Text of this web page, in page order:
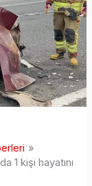
1 kişi hayatını